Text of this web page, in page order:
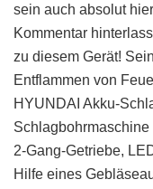
sein auch absolut
Kommentar
zu diesem Gerät!
Entflammen von
HYUNDAI Akku-
2-Gang-Getriebe,
Hilfe eines